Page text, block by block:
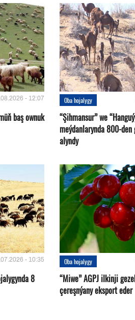
- 12:07
baş ownuk
Oba hojalygy
“Şihmansur” we
meýdanlarynda 800-
alyndy
- 10:35
8
Oba hojalygy
“Miwe” AGPJ ilkinji
çereşnýany eksport eder